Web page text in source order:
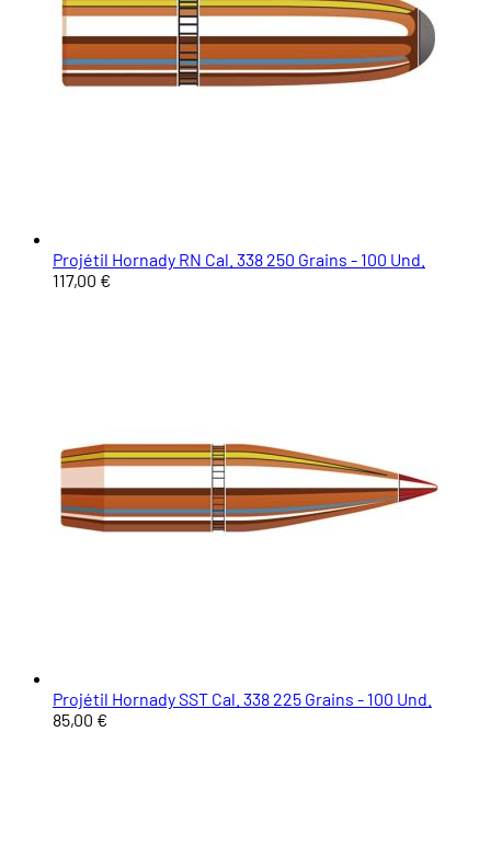
Projétil Hornady RN Cal. 338 250 Grains - 100 Und.
117,00 €
Projétil Hornady SST Cal. 338 225 Grains - 100 Und.
85,00 €